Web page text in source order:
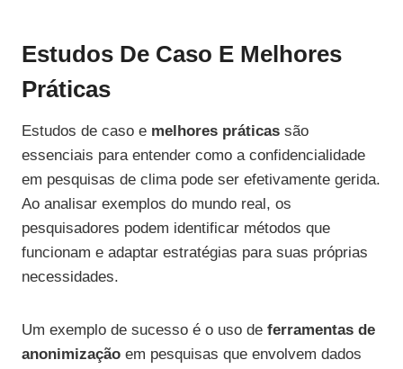
Estudos De Caso E Melhores
Práticas
Estudos de caso e melhores práticas são
essenciais para entender como a confidencialidade
em pesquisas de clima pode ser efetivamente gerida.
Ao analisar exemplos do mundo real, os
pesquisadores podem identificar métodos que
funcionam e adaptar estratégias para suas próprias
necessidades.
Um exemplo de sucesso é o uso de ferramentas de
anonimização em pesquisas que envolvem dados